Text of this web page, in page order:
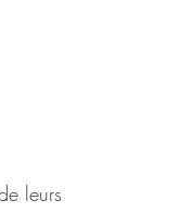
leurs